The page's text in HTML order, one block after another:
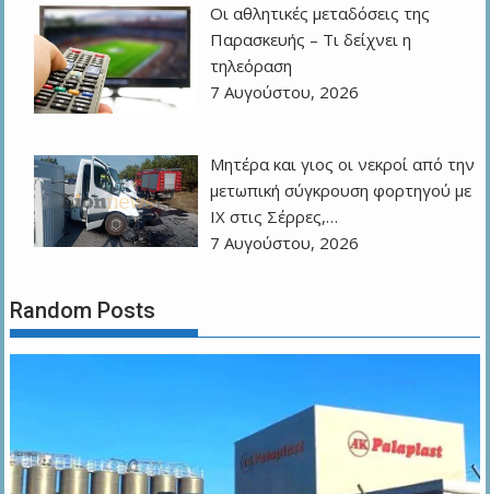
Οι αθλητικές μεταδόσεις της
Παρασκευής – Τι δείχνει η
τηλεόραση
7 Αυγούστου, 2026
Μητέρα και γιος οι νεκροί από την
μετωπική σύγκρουση φορτηγού με
ΙΧ στις Σέρρες,…
7 Αυγούστου, 2026
Random Posts